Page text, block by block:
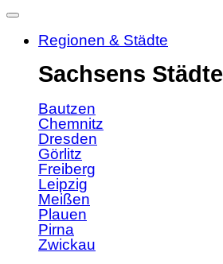
Regionen & Städte
Sachsens Städte
Bautzen
Chemnitz
Dresden
Görlitz
Freiberg
Leipzig
Meißen
Plauen
Pirna
Zwickau